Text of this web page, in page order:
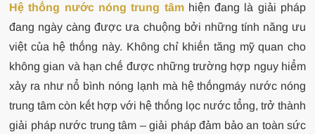
Hệ thống nước nóng trung tâmhiện đang là giải pháp
đang ngày càng được ưa chuộng bởi những tính năng ưu
việt của hệ thống này. Không chỉ khiến tăng mỹ quan cho
không gian và hạn chế được những trường hợp nguy hiểm
xảy ra như nổ bình nóng lạnh mà hệ thốngmáy nước nóng
trung tâm còn kết hợp với hệ thống lọc nước tổng, trở thành
giải pháp nước trung tâm – giải pháp đảm bảo an toàn sức